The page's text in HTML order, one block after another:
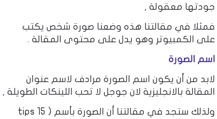
جودتها معقولة ,
فمثلا في مقالتنا هذه وضعنا صورة شخص يكتب
على الكمبيوتر وهو يدل على محتوى المقالة .
اسم الصورة
لابد من أن يكون اسم الصورة مرادف لاسم عنوان
المقالة بالانجليزية لان جوجل لا تحب اللينكات الطويلة ,
ولذلك ستجد في مقالتنا أن الصورة بأسم ( 15 tips